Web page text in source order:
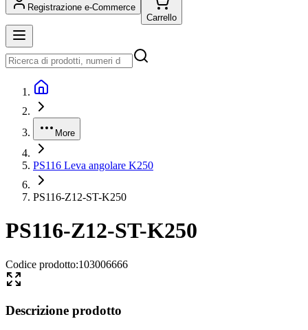
Registrazione e-Commerce
Carrello
More
PS116 Leva angolare K250
PS116-Z12-ST-K250
PS116-Z12-ST-K250
Codice prodotto:103006666
Descrizione prodotto